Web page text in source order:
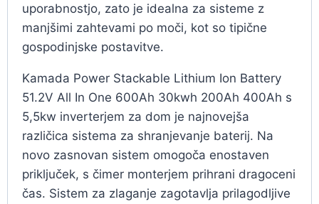
uporabnostjo, zato je idealna za sisteme z
manjšimi zahtevami po moči, kot so tipične
gospodinjske postavitve.
Kamada Power Stackable Lithium Ion Battery
51.2V All In One 600Ah 30kwh 200Ah 400Ah s
5,5kw inverterjem za dom je najnovejša
različica sistema za shranjevanje baterij. Na
novo zasnovan sistem omogoča enostaven
priključek, s čimer monterjem prihrani dragoceni
čas. Sistem za zlaganje zagotavlja prilagodljive